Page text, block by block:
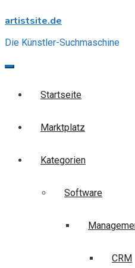
to
artistsite.de
Die Künstler-Suchmaschine
Startseite
Marktplatz
Kategorien
Software
CRM